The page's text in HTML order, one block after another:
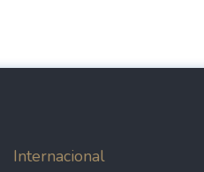
Internacional